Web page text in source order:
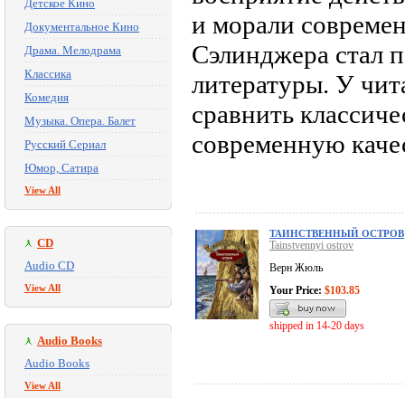
Детское Кино
Документальное Кино
Драма. Мелодрама
Классика
Комедия
Музыка. Опера. Балет
Русский Сериал
Юмор, Сатира
View All
CD
Audio CD
View All
Audio Books
Audio Books
View All
и морали
Сэлинджера стал
литературы. У
сравнить
современную
ТАИНСТВЕННЫЙ ОСТРОВ
Tainstvennyi ostrov
Верн Жюль
Your Price: $103.85
shipped in 14-20 days